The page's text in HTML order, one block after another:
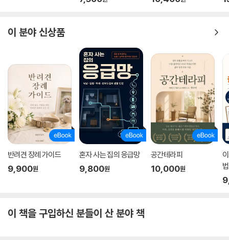
이 분야 신상품
반려견 장례 가이드
9,900원
혼자 사는 집의 응급망
9,800원
공간테라피
10,000원
법
이 책을 구입하신 분들이 산 분야 책